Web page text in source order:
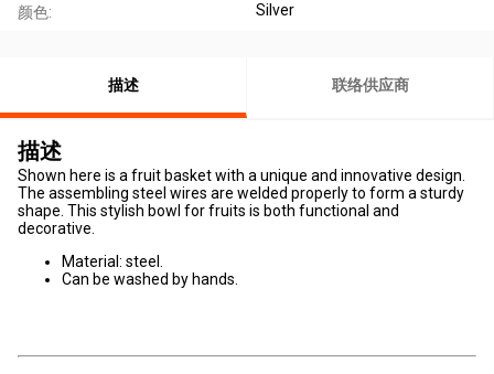
颜色: Silver
描述 联络供应商
描述
Shown here is a fruit basket with a unique and innovative design.
The assembling steel wires are welded properly to form a sturdy
shape. This stylish bowl for fruits is both functional and
decorative.
Material: steel.
Can be washed by hands.